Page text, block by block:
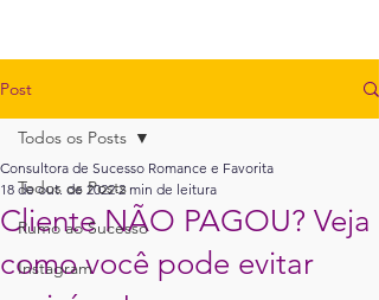
Post
Todos os Posts
Rumo ao Sucesso
Instagram
Todos os Posts
Cliente NÃO PAGOU? Veja
como você pode evitar
Consultora de Sucesso Romance e Favorita
18 de out. de 2022 2 min de leitura